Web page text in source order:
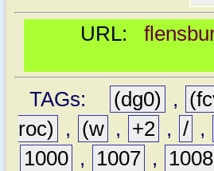
URL:
TAGs: (dg0) ,
roc)
, (w , +2 , / ,
1000 , 1007 , 1008